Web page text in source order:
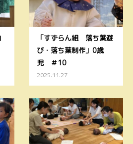
「すずらん組 落ち葉遊
び・落ち葉制作」0歳
児 ＃10
2025.11.27